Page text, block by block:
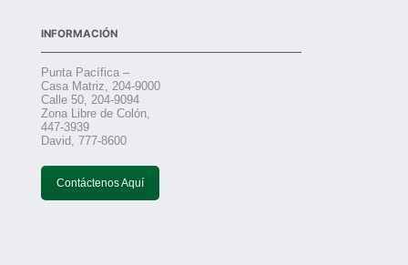
INFORMACIÓN
Punta Pacífica –
Casa Matriz, 204-9000
Calle 50, 204-9094
Zona Libre de Colón,
447-3939
David, 777-8600
Contáctenos Aquí